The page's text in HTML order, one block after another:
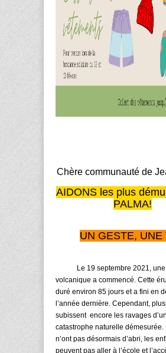
Chère communauté de
AIDONS les plus
PALMA!
UN GESTE, UNE
Le 19 septembre 2021, une
volcanique a commencé. Cette
duré environ 85 jours et a fini en
l’année dernière. Cependant,
subissent encore les ravages
catastrophe naturelle démesurée.
n’ont pas désormais d’abri, les
peuvent pas aller à l’école et